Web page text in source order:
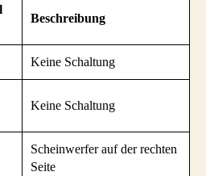
Beschreibung
Keine Schaltung
Keine Schaltung
Scheinwerfer auf der rechten
Seite